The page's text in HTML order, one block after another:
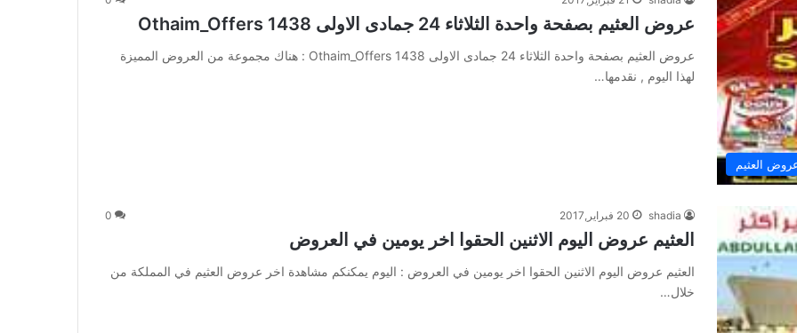
العثيم
عروض العثيم بصفحة واحدة الثلاثاء 24 جمادى الاولى 1438 Othaim_Offers
عروض العثيم بصفحة واحدة الثلاثاء 24 جمادى الاولى 1438 Othaim_Offers : هناك مجموعة من العروض المميزة
لهذا اليوم , نقدمها…
shadia 20 فبراير,2017 0
العثيم عروض اليوم الاثنين الحقوا اخر يومين في العروض
العثيم عروض اليوم الاثنين الحقوا اخر يومين في العروض : اليوم يمكنكم مشاهدة اخر عروض العثيم في المملكة من
خلال…